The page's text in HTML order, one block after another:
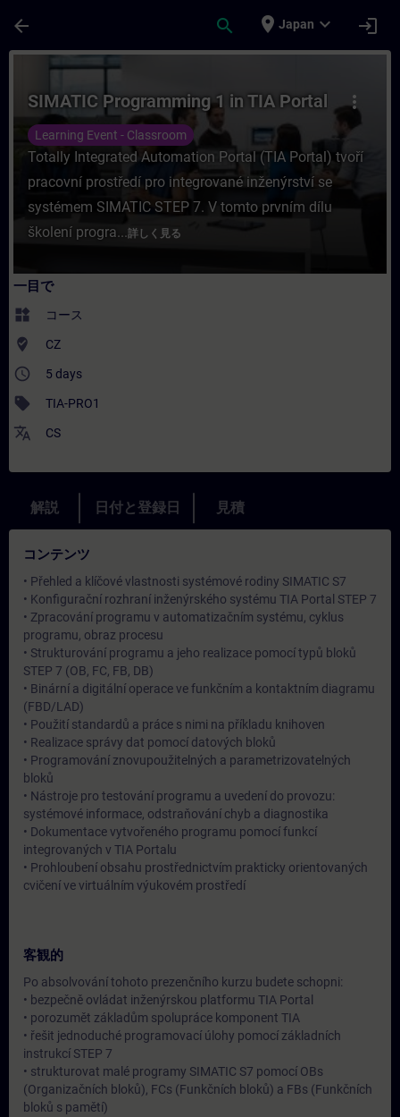
arrow_back search place Japan expand_more login
コース - SIMATIC Programming 1 in
more_vert
SIMATIC Programming 1 in TIA Portal
Learning Event - Classroom
Totally Integrated Automation Portal (TIA Portal) tvoří
pracovní prostředí pro integrované inženýrství se
systémem SIMATIC STEP 7. V tomto prvním dílu
školení progra...詳しく見る
一目で
widgets コース
where_to_vote CZ
access_time 5 days
sell TIA-PRO1
translate CS
解説 日付と登録日 見積
コンテンツ
• Přehled a klíčové vlastnosti systémové rodiny SIMATIC S7
• Konfigurační rozhraní inženýrského systému TIA Portal STEP 7
• Zpracování programu v automatizačním systému, cyklus
programu, obraz procesu
• Strukturování programu a jeho realizace pomocí typů bloků
STEP 7 (OB, FC, FB, DB)
• Binární a digitální operace ve funkčním a kontaktním diagramu
(FBD/LAD)
• Použití standardů a práce s nimi na příkladu knihoven
• Realizace správy dat pomocí datových bloků
• Programování znovupoužitelných a parametrizovatelných
bloků
• Nástroje pro testování programu a uvedení do provozu:
systémové informace, odstraňování chyb a diagnostika
• Dokumentace vytvořeného programu pomocí funkcí
integrovaných v TIA Portalu
• Prohloubení obsahu prostřednictvím prakticky orientovaných
cvičení ve virtuálním výukovém prostředí
客観的
Po absolvování tohoto prezenčního kurzu budete schopni:
• bezpečně ovládat inženýrskou platformu TIA Portal
• porozumět základům spolupráce komponent TIA
• řešit jednoduché programovací úlohy pomocí základních
instrukcí STEP 7
• strukturovat malé programy SIMATIC S7 pomocí OBs
(Organizačních bloků), FCs (Funkčních bloků) a FBs (Funkčních
bloků s pamětí)